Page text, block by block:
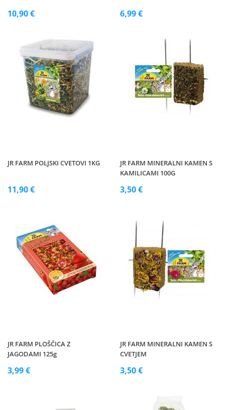
10,90 € 6,99 €
JR FARM POLJSKI CVETOVI 1KG
11,90 €
JR FARM MINERALNI KAMEN S
KAMILICAMI 100G
3,50 €
JR FARM PLOŠČICA Z
JAGODAMI 125g
3,99 €
JR FARM MINERALNI KAMEN S
CVETJEM
3,50 €